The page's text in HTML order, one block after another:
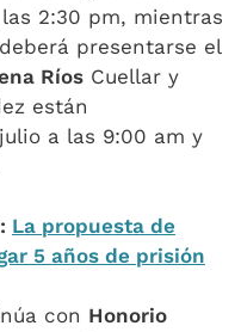
2:30 pm, mientras
presentarse el
Ríos Cuellar y
están
a las 9:00 am y
La propuesta de
5 años de prisión
con Honorio